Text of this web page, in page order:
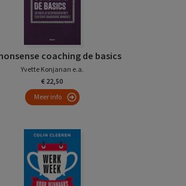
coaching de basics
Yvette Konjanan e.a.
€ 22,50
Meer info